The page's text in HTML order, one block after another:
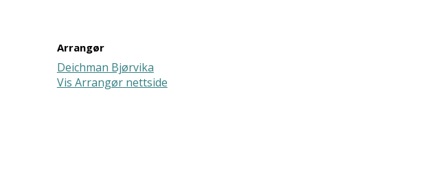
Arrangør
Deichman Bjørvika
Vis Arrangør nettside